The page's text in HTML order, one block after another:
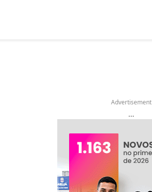
Advertisement
...